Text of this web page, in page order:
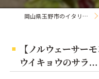
岡山県玉野市のイタリアンならLa Cucina Italiana Legare
【ノルウェーサー
ウイキョウのサラ...